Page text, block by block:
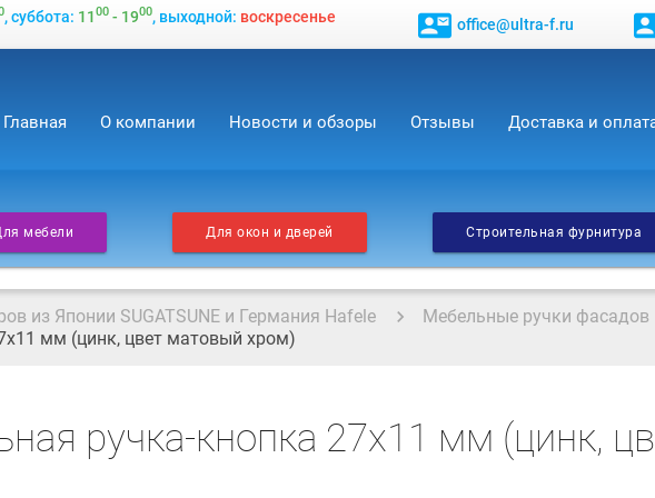
, суббота: 1100- 1900, выходной: воскресенье contact_mail office@ultra-f.ru
Главная О компании Новости и обзоры Отзывы Доставка и
мебели Для окон и дверей Строительная фурнитура
из Японии SUGATSUNE и Германия Hafele Мебельные ручки фасадов
мм (цинк, цвет матовый хром)
ручка-кнопка 27х11 мм (цинк,